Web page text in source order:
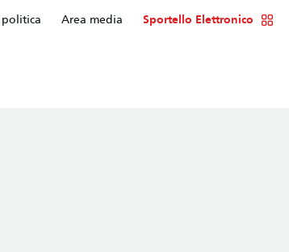
Area media Sportello Elettronico